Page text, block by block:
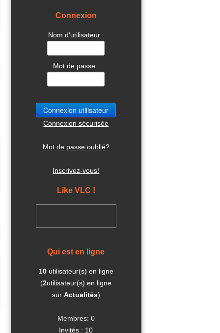
Connexion
Nom d'utilisateur :
Mot de passe :
Connexion sécurisée
Mot de passe oublié?
Inscrivez-vous!
Like VLC !
Qui est en ligne
10utilisateur(s) en ligne
(2utilisateur(s) en ligne
sur Actualités)
Membres: 0
Invités : 10